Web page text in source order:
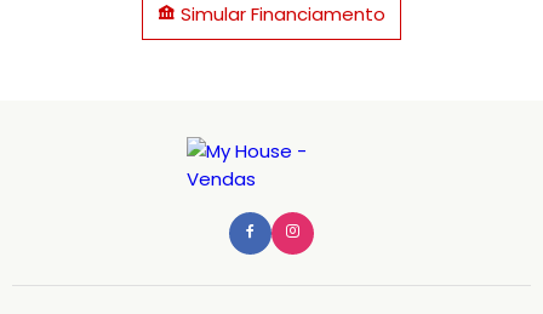
Simular Financiamento